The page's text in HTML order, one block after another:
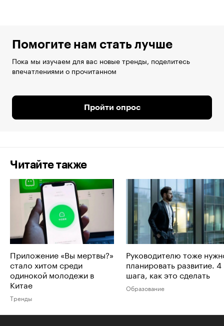
Помогите нам стать лучше
Пока мы изучаем для вас новые тренды, поделитесь
впечатлениями о прочитанном
Пройти опрос
Читайте также
Приложение «Вы мертвы?»
стало хитом среди
одинокой молодежи в
Китае
Тренды
Руководителю тоже
планировать развитие. 4
шага, как это сделать
Образование